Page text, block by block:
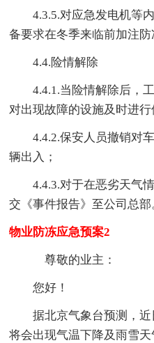
4.3.5.对应急发电机等
备要求在冬季来临前加注防
4.4.险情解除
4.4.1.当险情解除后，
对出现故障的设施及时进行
4.4.2.保安人员撤销对
辆出入；
4.4.3.对于在恶劣天气
交《事件报告》至公司总部
物业防冻应急预案2
尊敬的业主：
您好！
据北京气象台预测，
将会出现气温下降及雨雪